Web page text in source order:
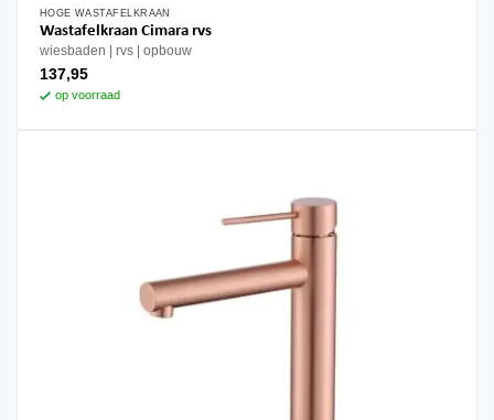
HOGE WASTAFELKRAAN
Wastafelkraan Cimara rvs
wiesbaden rvs opbouw
137,95
op voorraad